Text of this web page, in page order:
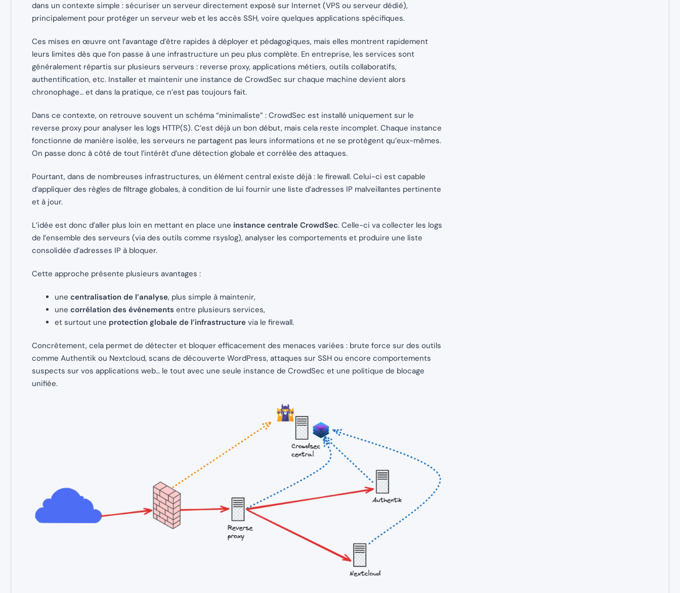
dans un contexte simple : sécuriser un serveur directement exposé sur Internet (VPS ou serveur dédié),
principalement pour protéger un serveur web et les accès SSH, voire quelques applications spécifiques.
Ces mises en œuvre ont l’avantage d’être rapides à déployer et pédagogiques, mais elles montrent rapidement
leurs limites dès que l’on passe à une infrastructure un peu plus complète. En entreprise, les services sont
généralement répartis sur plusieurs serveurs : reverse proxy, applications métiers, outils collaboratifs,
authentification, etc. Installer et maintenir une instance de CrowdSec sur chaque machine devient alors
chronophage… et dans la pratique, ce n’est pas toujours fait.
Dans ce contexte, on retrouve souvent un schéma “minimaliste” : CrowdSec est installé uniquement sur le
reverse proxy pour analyser les logs HTTP(S). C’est déjà un bon début, mais cela reste incomplet. Chaque instance
fonctionne de manière isolée, les serveurs ne partagent pas leurs informations et ne se protègent qu’eux-mêmes.
On passe donc à côté de tout l’intérêt d’une détection globale et corrélée des attaques.
Pourtant, dans de nombreuses infrastructures, un élément central existe déjà : le firewall. Celui-ci est capable
d’appliquer des règles de filtrage globales, à condition de lui fournir une liste d’adresses IP malveillantes pertinente
et à jour.
L’idée est donc d’aller plus loin en mettant en place une instance centrale CrowdSec. Celle-ci va collecter les logs
de l’ensemble des serveurs (via des outils comme rsyslog), analyser les comportements et produire une liste
consolidée d’adresses IP à bloquer.
Cette approche présente plusieurs avantages :
une centralisation de l’analyse, plus simple à maintenir,
une corrélation des événements entre plusieurs services,
et surtout une protection globale de l’infrastructure via le firewall.
Concrètement, cela permet de détecter et bloquer efficacement des menaces variées : brute force sur des outils
comme Authentik ou Nextcloud, scans de découverte WordPress, attaques sur SSH ou encore comportements
suspects sur vos applications web… le tout avec une seule instance de CrowdSec et une politique de blocage
unifiée.